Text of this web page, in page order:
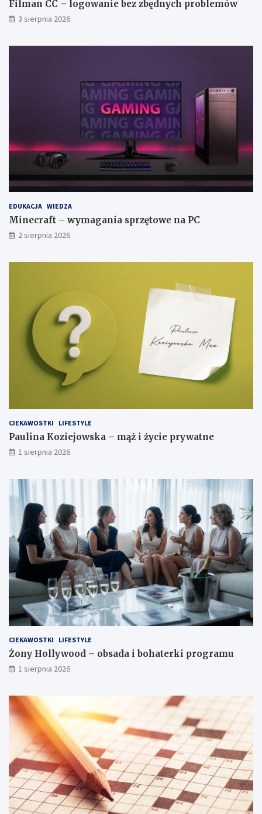
Filman CC – logowanie bez zbędnych problemów
3 sierpnia 2026
EDUKACJA WIEDZA
Minecraft – wymagania sprzętowe na PC
2 sierpnia 2026
CIEKAWOSTKI LIFESTYLE
Paulina Koziejowska – mąż i życie prywatne
1 sierpnia 2026
CIEKAWOSTKI LIFESTYLE
Żony Hollywood – obsada i bohaterki programu
1 sierpnia 2026